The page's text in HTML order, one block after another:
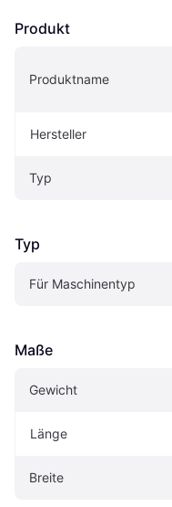
Produkt
Produktname
Hersteller
Typ
Typ
Für Maschinentyp
Maße
Gewicht
Länge
Breite